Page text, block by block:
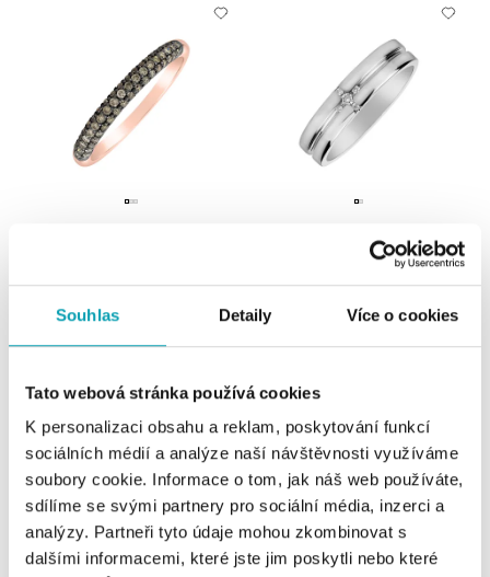
Souhlas Detaily Více o cookies
Tato webová stránka používá cookies
K personalizaci obsahu a reklam, poskytování funkcí
sociálních médií a analýze naší návštěvnosti využíváme
soubory cookie. Informace o tom, jak náš web používáte,
sdílíme se svými partnery pro sociální média, inzerci a
analýzy. Partneři tyto údaje mohou zkombinovat s
dalšími informacemi, které jste jim poskytli nebo které
Magical Storm
od 21 153 Kč
Prsten s diamanty Fares Hope
od 21 190 Kč